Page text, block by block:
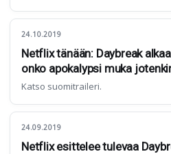
24.10.2019
Netflix tänään: Daybreak
onko apokalypsi muka
Katso suomitraileri.
24.09.2019
Netflix esittelee tulevaa